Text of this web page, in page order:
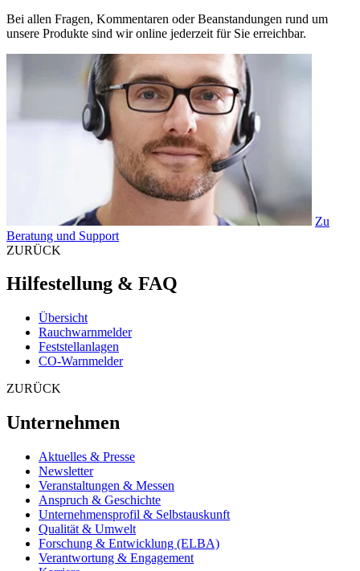
Bei allen Fragen, Kommentaren oder Beanstandungen rund um
unsere Produkte sind wir online jederzeit für Sie erreichbar.
Zu
Beratung und Support
ZURÜCK
Hilfestellung & FAQ
Übersicht
Rauchwarnmelder
Feststellanlagen
CO-Warnmelder
ZURÜCK
Unternehmen
Aktuelles & Presse
Newsletter
Veranstaltungen & Messen
Anspruch & Geschichte
Unternehmensprofil & Selbstauskunft
Qualität & Umwelt
Forschung & Entwicklung (ELBA)
Verantwortung & Engagement